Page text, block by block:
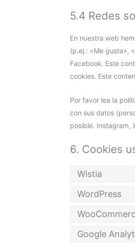
5.4 Redes
En nuestra web
(p.ej.: «Me gusta»,
Facebook. Este
cookies. Este
Por favor lea la
con sus datos
posible. Instagram,
6. Cookies
Wistia
WordPress
Google